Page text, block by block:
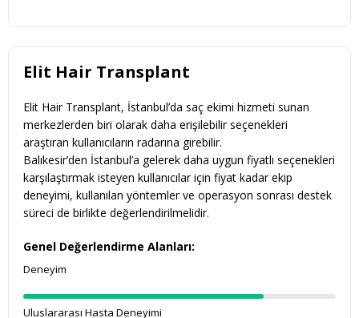
Elit Hair Transplant
Elit Hair Transplant, İstanbul’da saç ekimi hizmeti sunan
merkezlerden biri olarak daha erişilebilir seçenekleri
araştıran kullanıcıların radarına girebilir.
Balıkesir’den İstanbul’a gelerek daha uygun fiyatlı seçenekleri
karşılaştırmak isteyen kullanıcılar için fiyat kadar ekip
deneyimi, kullanılan yöntemler ve operasyon sonrası destek
süreci de birlikte değerlendirilmelidir.
Genel Değerlendirme Alanları:
Deneyim
Uluslararası Hasta Deneyimi